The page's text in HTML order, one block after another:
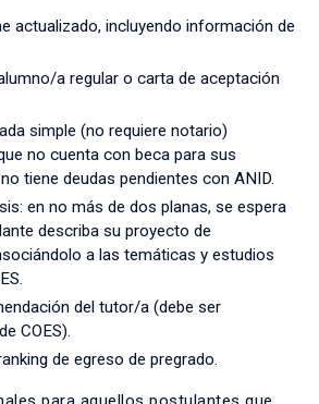
actualizado, incluyendo información de
a regular o carta de aceptación
simple (no requiere notario)
no cuenta con beca para sus
tiene deudas pendientes con ANID.
en no más de dos planas, se espera
describa su proyecto de
a las temáticas y estudios
del tutor/a (debe ser
COES).
de egreso de pregrado.